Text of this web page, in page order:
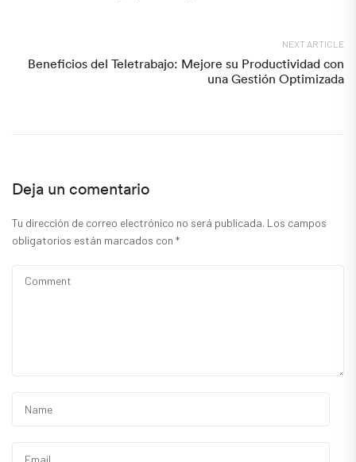
NEXT ARTICLE
Beneficios del Teletrabajo: Mejore su Productividad con
una Gestión Optimizada
Deja un comentario
Tu dirección de correo electrónico no será publicada. Los campos
obligatorios están marcados con *